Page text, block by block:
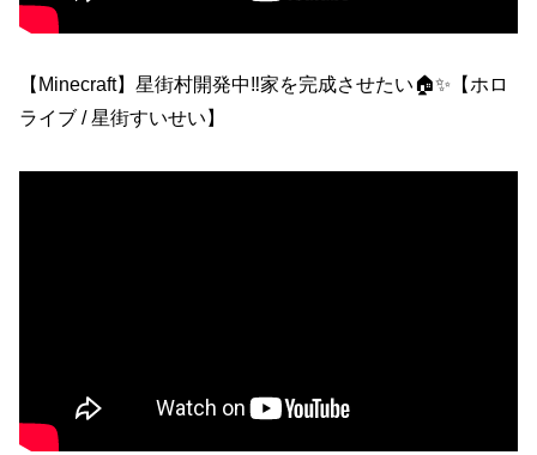
【Minecraft】星街村開発中‼家を完成させたい🏠✨【ホロ
ライブ / 星街すいせい】